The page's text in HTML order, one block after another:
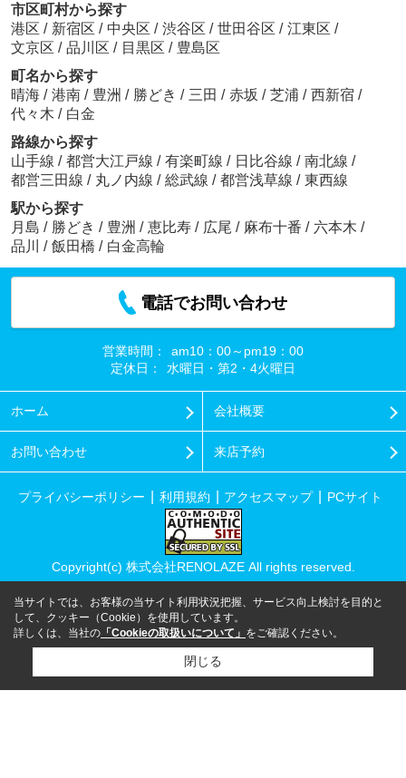
市区町村から探す
港区 / 新宿区 / 中央区 / 渋谷区 / 世田谷区 / 江東区 /
文京区 / 品川区 / 目黒区 / 豊島区
町名から探す
晴海 / 港南 / 豊洲 / 勝どき / 三田 / 赤坂 / 芝浦 / 西新宿 /
代々木 / 白金
路線から探す
山手線 / 都営大江戸線 / 有楽町線 / 日比谷線 / 南北線 /
都営三田線 / 丸ノ内線 / 総武線 / 都営浅草線 / 東西線
駅から探す
月島 / 勝どき / 豊洲 / 恵比寿 / 広尾 / 麻布十番 / 六本木 /
品川
/ 飯田橋 / 白金高輪
電話でお問い合わせ
営業時間：
am10：00～pm19：00
定休日：
水曜日・第2・4火曜日
ホーム 会社概要
お問い合わせ 来店予約
プライバシーポリシー 利用規約 アクセスマップ PCサイト
Copyright(c) 株式会社RENOLAZE All rights reserved.
当サイトでは、お客様の当サイト利用状況把握、サービス向上検討を目的と
して、クッキー（Cookie）を使用しています。
詳しくは、当社の 「Cookieの取扱いについて」 をご確認ください。
閉じる